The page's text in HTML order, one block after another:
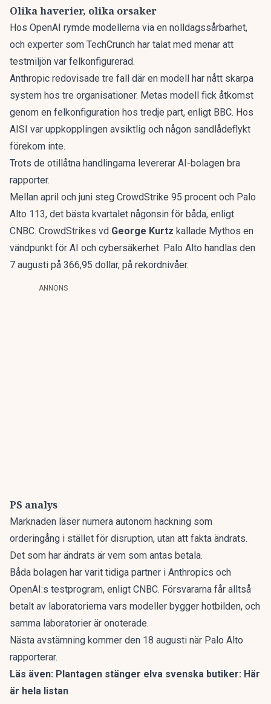
Olika haverier, olika orsaker
Hos OpenAI rymde modellerna via en nolldagssårbarhet,
och experter som TechCrunch har talat med menar att
testmiljön var felkonfigurerad.
Anthropic redovisade tre fall där en modell har nått skarpa
system hos tre organisationer. Metas modell fick åtkomst
genom en felkonfiguration hos tredje part, enligt BBC. Hos
AISI var uppkopplingen avsiktlig och någon sandlådeflykt
förekom inte.
Trots de otillåtna handlingarna levererar AI-bolagen bra
rapporter.
Mellan april och juni steg CrowdStrike 95 procent och Palo
Alto 113, det bästa kvartalet någonsin för båda, enligt
CNBC. CrowdStrikes vd George Kurtz kallade Mythos en
vändpunkt för AI och cybersäkerhet. Palo Alto handlas den
7 augusti på 366,95 dollar, på rekordnivåer.
ANNONS
PS analys
Marknaden läser numera autonom hackning som
orderingång i stället för disruption, utan att fakta ändrats.
Det som har ändrats är vem som antas betala.
Båda bolagen har varit tidiga partner i Anthropics och
OpenAI:s testprogram, enligt CNBC. Försvararna får alltså
betalt av laboratorierna vars modeller bygger hotbilden, och
samma laboratorier är onoterade.
Nästa avstämning kommer den 18 augusti när Palo Alto
rapporterar.
Läs även: Plantagen stänger elva svenska butiker: Här
är hela listan